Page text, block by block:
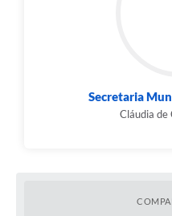
Listagem de Contribuintes
Secretaria
Cláudia de